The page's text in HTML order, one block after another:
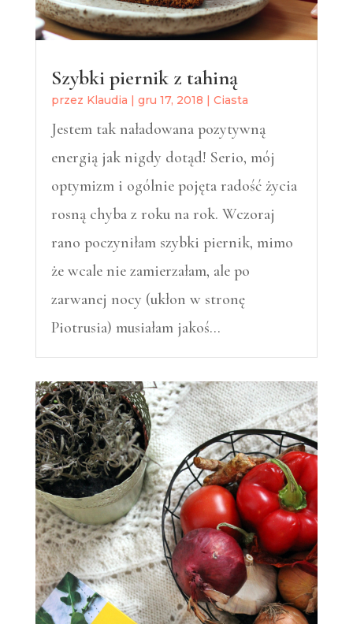
Szybki piernik z tahiną
przez Klaudia | gru 17, 2018 | Ciasta
Jestem tak naładowana pozytywną
energią jak nigdy dotąd! Serio, mój
optymizm i ogólnie pojęta radość życia
rosną chyba z roku na rok. Wczoraj
rano poczyniłam szybki piernik, mimo
że wcale nie zamierzałam, ale po
zarwanej nocy (ukłon w stronę
Piotrusia) musiałam jakoś…